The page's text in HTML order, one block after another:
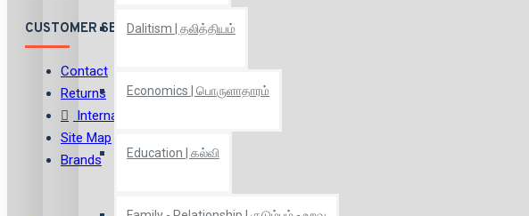
Dalitism | தலித்தியம்
Economics | பொருளாதாரம்
Education | கல்வி
CUSTOMER SERVICE
Contact
Returns
International Shipping
Site Map
Brands